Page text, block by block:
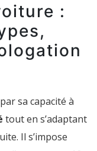
:
sa capacité à
tout en s’adaptant
Il s’impose